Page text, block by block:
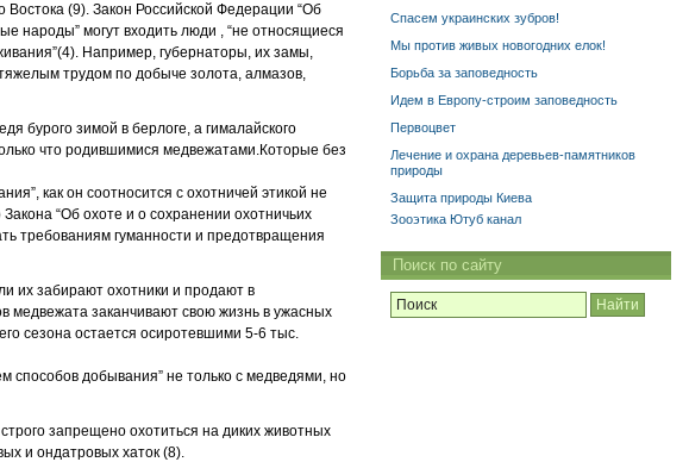
(9). Закон Российской Федерации “Об
народы” могут входить люди , “не относящиеся
Например, губернаторы, их замы,
трудом по добыче золота, алмазов,
бурого зимой в берлоге, а гималайского
что родившимися медвежатами.Которые без
как он соотносится с охотничей этикой не
“Об охоте и о сохранении охотничьих
требованиям гуманности и предотвращения
их забирают охотники и продают в
медвежата заканчивают свою жизнь в ужасных
сезона остается осиротевшими 5-6 тыс.
добывания” не только с медведями, но
запрещено охотиться на диких животных
и ондатровых хаток (8).
Спасем украинских зубров!
Мы против живых новогодних елок!
Борьба за заповедность
Идем в Европу-строим заповедность
Первоцвет
Лечение и охрана деревьев-памятников
природы
Защита природы Киева
Зооэтика Ютуб канал
Поиск по сайту